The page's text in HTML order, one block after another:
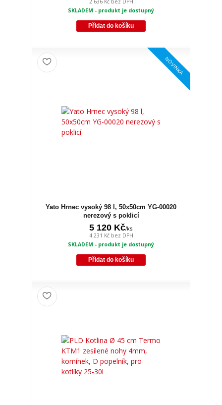
2 636 Kč bez DPH
SKLADEM - produkt je dostupný
Přidat do košíku
NOVINKA
Yato Hrnec vysoký 98 l, 50x50cm YG-00020
nerezový s poklicí
5 120 Kč/ks
4 231 Kč bez DPH
SKLADEM - produkt je dostupný
Přidat do košíku